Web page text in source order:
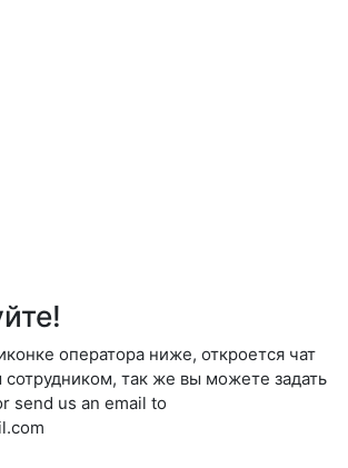
оператора ниже, откроется чат
так же вы можете задать
send us an email to